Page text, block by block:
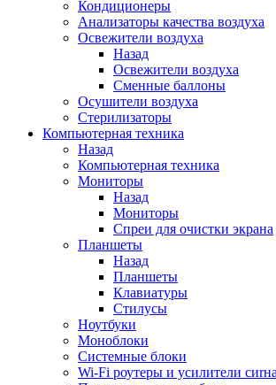
Кондиционеры
Анализаторы качества воздуха
Освежители воздуха
Назад
Освежители воздуха
Сменные баллоны
Осушители воздуха
Стерилизаторы
Компьютерная техника
Назад
Компьютерная техника
Мониторы
Назад
Мониторы
Спреи для очистки экрана
Планшеты
Назад
Планшеты
Клавиатуры
Стилусы
Ноутбуки
Моноблоки
Системные блоки
Wi-Fi роутеры и усилители